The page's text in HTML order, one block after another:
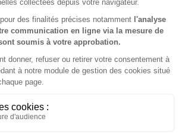
Partenaires & Mécènes